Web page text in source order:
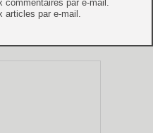
commentaires par e-mail.
articles par e-mail.